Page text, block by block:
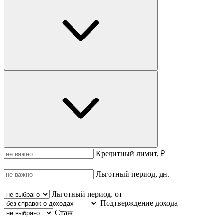
Кредитный лимит, ₽
Льготный период, дн.
Льготный период, от
Подтверждение дохода
Стаж